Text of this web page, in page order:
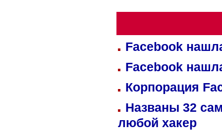
Facebook
Facebook
Корпорация
Названы 32
любой хакер